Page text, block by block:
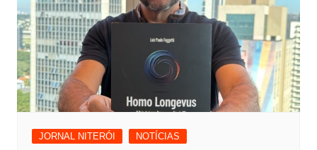
JORNAL NITERÓI NOTÍCIAS